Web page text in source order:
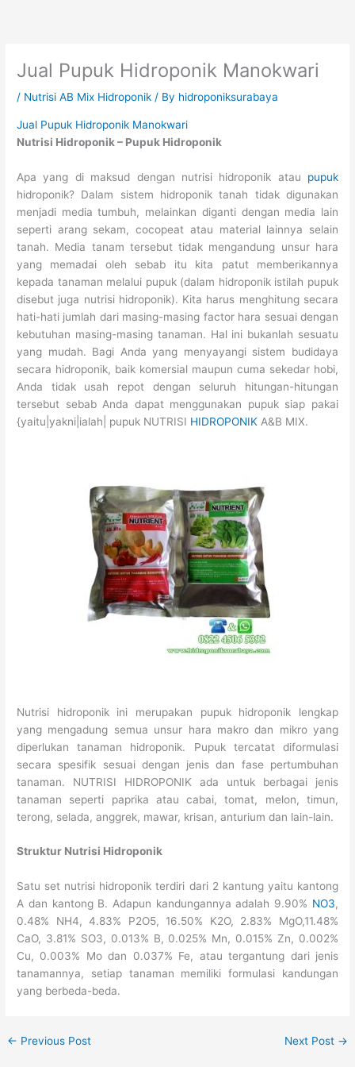
Jual Pupuk Hidroponik Manokwari
/ Nutrisi AB Mix Hidroponik / By hidroponiksurabaya
Jual Pupuk Hidroponik Manokwari
Nutrisi Hidroponik – Pupuk Hidroponik
Apa yang di maksud dengan nutrisi hidroponik atau pupuk
hidroponik? Dalam sistem hidroponik tanah tidak digunakan
menjadi media tumbuh, melainkan diganti dengan media lain
seperti arang sekam, cocopeat atau material lainnya selain
tanah. Media tanam tersebut tidak mengandung unsur hara
yang memadai oleh sebab itu kita patut memberikannya
kepada tanaman melalui pupuk (dalam hidroponik istilah pupuk
disebut juga nutrisi hidroponik). Kita harus menghitung secara
hati-hati jumlah dari masing-masing factor hara sesuai dengan
kebutuhan masing-masing tanaman. Hal ini bukanlah sesuatu
yang mudah. Bagi Anda yang menyayangi sistem budidaya
secara hidroponik, baik komersial maupun cuma sekedar hobi,
Anda tidak usah repot dengan seluruh hitungan-hitungan
tersebut sebab Anda dapat menggunakan pupuk siap pakai
{yaitu|yakni|ialah| pupuk NUTRISI HIDROPONIK A&B MIX.
Nutrisi hidroponik ini merupakan pupuk hidroponik lengkap
yang mengadung semua unsur hara makro dan mikro yang
diperlukan tanaman hidroponik. Pupuk tercatat diformulasi
secara spesifik sesuai dengan jenis dan fase pertumbuhan
tanaman. NUTRISI HIDROPONIK ada untuk berbagai jenis
tanaman seperti paprika atau cabai, tomat, melon, timun,
terong, selada, anggrek, mawar, krisan, anturium dan lain-lain.
Struktur Nutrisi Hidroponik
Satu set nutrisi hidroponik terdiri dari 2 kantung yaitu kantong
A dan kantong B. Adapun kandungannya adalah 9.90% NO3,
0.48% NH4, 4.83% P2O5, 16.50% K2O, 2.83% MgO,11.48%
CaO, 3.81% SO3, 0.013% B, 0.025% Mn, 0.015% Zn, 0.002%
Cu, 0.003% Mo dan 0.037% Fe, atau tergantung dari jenis
tanamannya, setiap tanaman memiliki formulasi kandungan
yang berbeda-beda.
← Previous Post Next Post →